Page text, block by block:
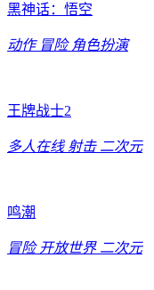
黑神话：悟空
动作 冒险 角色扮演
王牌战士2
多人在线 射击 二次元
鸣潮
冒险 开放世界 二次元